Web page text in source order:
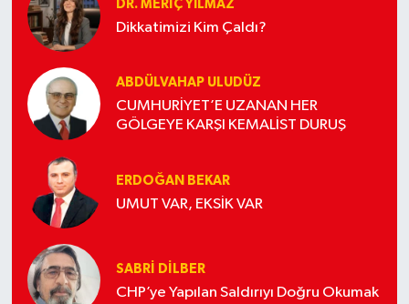
DR. MERIÇ YILMAZ
Dikkatimizi Kim Çaldı?
ABDÜLVAHAP ULUDÜZ
CUMHURİYET’E UZANAN HER
GÖLGEYE KARŞI KEMALİST DURUŞ
ERDOĞAN BEKAR
UMUT VAR, EKSİK VAR
SABRI DILBER
CHP’ye Yapılan Saldırıyı Doğru Okumak